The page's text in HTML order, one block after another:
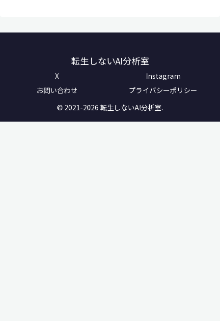
転生しないAI分析室
X
Instagram
お問い合わせ
プライバシーポリシー
© 2021-2026 転生しないAI分析室.